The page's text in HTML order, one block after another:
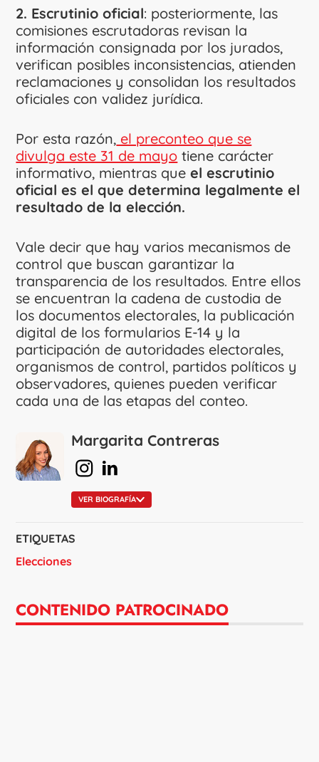
2. Escrutinio oficial: posteriormente, las
comisiones escrutadoras revisan la
información consignada por los jurados,
verifican posibles inconsistencias, atienden
reclamaciones y consolidan los resultados
oficiales con validez jurídica.
Por esta razón, el preconteo que se
divulga este 31 de mayo tiene carácter
informativo, mientras queel escrutinio
oficial es el que determina legalmente el
resultado de la elección.
Vale decir que hay varios mecanismos de
control que buscan garantizar la
transparencia de los resultados. Entre ellos
se encuentran la cadena de custodia de
los documentos electorales, la publicación
digital de los formularios E-14 y la
participación de autoridades electorales,
organismos de control, partidos políticos y
observadores, quienes pueden verificar
cada una de las etapas del conteo.
Margarita Contreras
en Instagram
en Linkedin
VER BIOGRAFÍA
ETIQUETAS
Elecciones
CONTENIDO PATROCINADO